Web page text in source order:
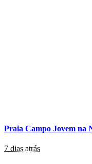
Praia Campo Jovem na
7 dias atrás